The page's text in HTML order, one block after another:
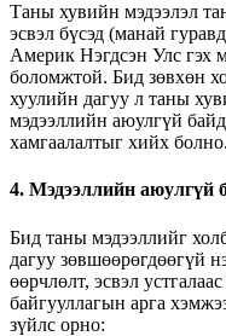
Таны хувийн мэдээлэл
эсвэл бүсэд (манай
Америк Нэгдсэн Улс гэх
боломжтой. Бид зөвхөн
хуулийн дагуу л таны
мэдээллийн аюулгүй
хамгаалалтыг хийх болно.
4. Мэдээллийн аюулгүй
Бид таны мэдээллийг
дагуу зөвшөөрөгдөөгүй
өөрчлөлт, эсвэл
байгууллагын арга
зүйлс орно: